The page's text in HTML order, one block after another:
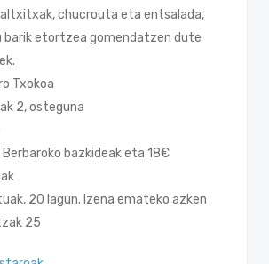
chucrouta eta entsalada,
barik etortzea gomendatzen dute
Txokoa
2, osteguna
Berbaroko bazkideak eta 18€
20 lagun. Izena emateko azken
25